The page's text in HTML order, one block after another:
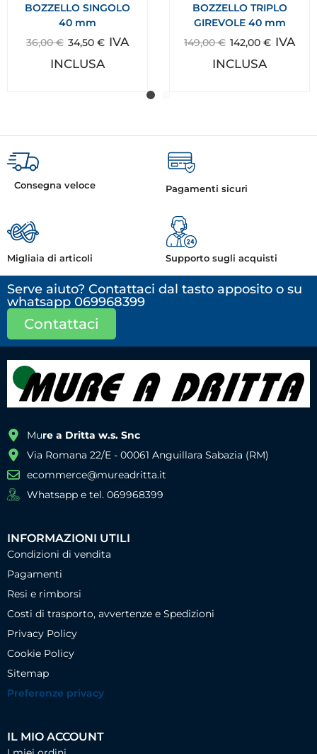
BOZZELLO SINGOLO
40 mm
36,00€ 34,50 € IVA
INCLUSA
BOZZELLO TRIPLO
GIREVOLE 40 mm
149,00€ 142,00 € IVA
INCLUSA
Consegna veloce Pagamenti sicuri
Migliaia di articoli Supporto sugli acquisti
Serve aiuto? Contattaci dal tasto apposito o su
whatsapp 069968399
Contattaci
Mure a Dritta w.s. Snc
Via Romana 22/E - 00061 Anguillara Sabazia (RM)
ecommerce@mureadritta.it
Whatsapp e tel. 069968399
INFORMAZIONI UTILI
Condizioni di vendita
Pagamenti
Resi e rimborsi
Costi di trasporto, avvertenze e Spedizioni
Privacy Policy
Cookie Policy
Sitemap
Preferenze privacy
IL MIO ACCOUNT